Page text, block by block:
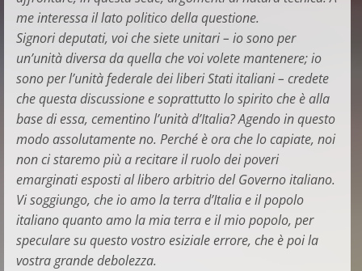
me interessa il lato politico della questione.
Signori deputati, voi che siete unitari – io sono per
un’unità diversa da quella che voi volete mantenere; io
sono per l’unità federale dei liberi Stati italiani – credete
che questa discussione e soprattutto lo spirito che è alla
base di essa, cementino l’unità d’Italia? Agendo in questo
modo assolutamente no. Perché è ora che lo capiate, noi
non ci staremo più a recitare il ruolo dei poveri
emarginati esposti al libero arbitrio del Governo italiano.
Vi soggiungo, che io amo la terra d’Italia e il popolo
italiano quanto amo la mia terra e il mio popolo, per
speculare su questo vostro esiziale errore, che è poi la
vostra grande debolezza.